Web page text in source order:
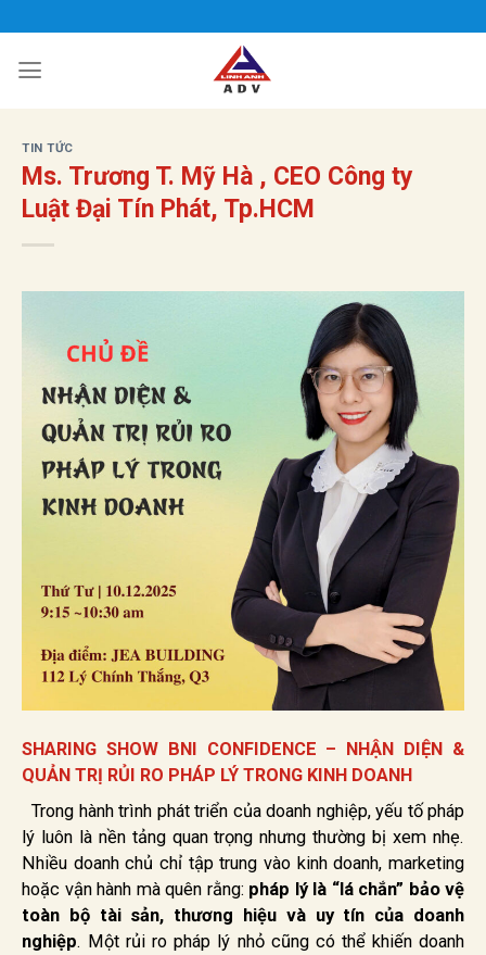
qua
nội
TIN TỨC
Ms. Trương T. Mỹ Hà , CEO Công ty
Luật Đại Tín Phát, Tp.HCM
SHARING SHOW BNI CONFIDENCE – NHẬN DIỆN &
QUẢN TRỊ RỦI RO PHÁP LÝ TRONG KINH DOANH
Trong hành trình phát triển của doanh nghiệp, yếu tố pháp
lý luôn là nền tảng quan trọng nhưng thường bị xem nhẹ.
Nhiều doanh chủ chỉ tập trung vào kinh doanh, marketing
hoặc vận hành mà quên rằng: pháp lý là “lá chắn” bảo vệ
toàn bộ tài sản, thương hiệu và uy tín của doanh
nghiệp. Một rủi ro pháp lý nhỏ cũng có thể khiến doanh